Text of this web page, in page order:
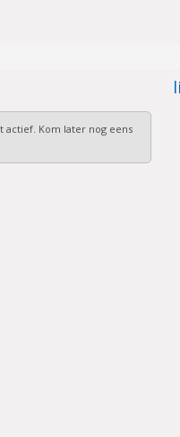
actief. Kom later nog eens